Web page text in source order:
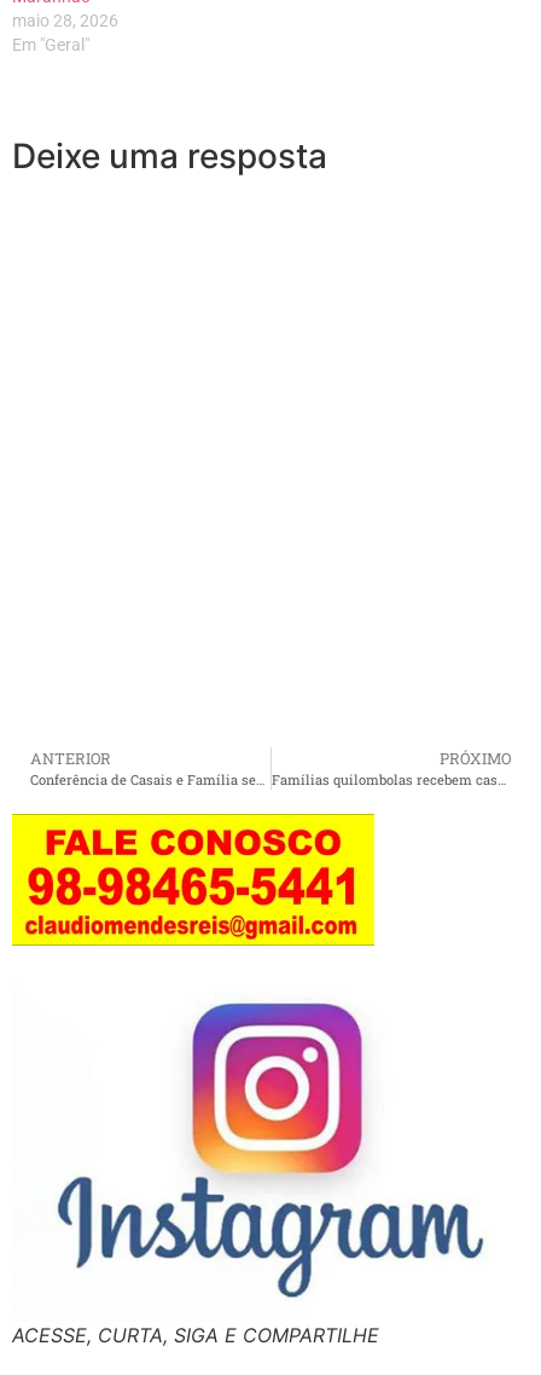
maio 28, 2026
Em "Geral"
Deixe uma resposta
ANTERIOR
Conferência de Casais e Família será realizada em Cururupu nos dias 13 e 14 de junho.
PRÓXIMO
Famílias quilombolas recebem casas do Minha Casa Minha Vida Rural em Cururupu.
ACESSE, CURTA, SIGA E COMPARTILHE